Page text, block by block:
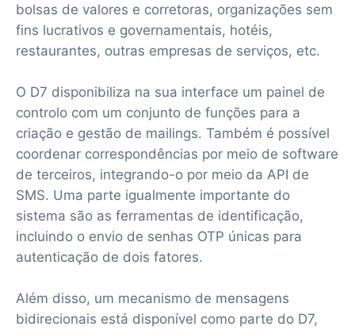
bolsas de valores e corretoras, organizações sem
fins lucrativos e governamentais, hotéis,
restaurantes, outras empresas de serviços, etc.
O D7 disponibiliza na sua interface um painel de
controlo com um conjunto de funções para a
criação e gestão de mailings. Também é possível
coordenar correspondências por meio de software
de terceiros, integrando-o por meio da API de
SMS. Uma parte igualmente importante do
sistema são as ferramentas de identificação,
incluindo o envio de senhas OTP únicas para
autenticação de dois fatores.
Além disso, um mecanismo de mensagens
bidirecionais está disponível como parte do D7,